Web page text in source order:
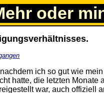
oder
ich so gut wie
hatte, die letzten
war, auch offiziell